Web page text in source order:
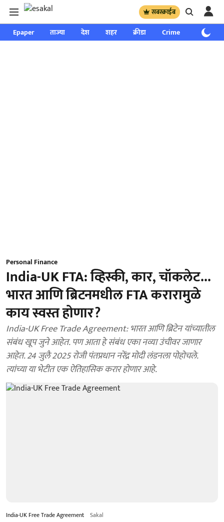
सबस्क्राईब
Epaper ताज्या देश शहर क्रीडा Crime साप्ताहिक
Personal Finance
India-UK FTA: व्हिस्की, कार, चॉकलेट...
भारत आणि ब्रिटनमधील FTA करारामुळे
काय स्वस्त होणार?
India-UK Free Trade Agreement: भारत आणि ब्रिटेन यांच्यातील
संबंध खूप जुने आहेत. पण आता हे संबंध एका नव्या उंचीवर जाणार
आहेत. 24 जुलै 2025 रोजी पंतप्रधान नरेंद्र मोदी लंडनला पोहोचले.
त्यांच्या या भेटीत एक ऐतिहासिक करार होणार आहे.
India-UK Free Trade Agreement Sakal